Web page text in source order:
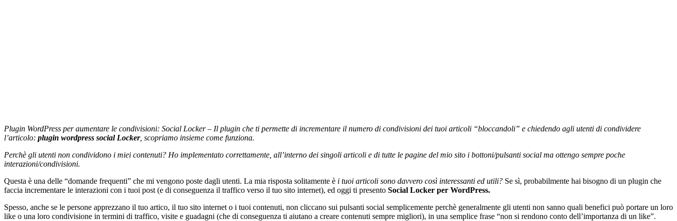
Plugin WordPress per aumentare le condivisioni: Social Locker – Il plugin che ti permette di incrementare il numero di condivisioni dei tuoi articoli “bloccandoli” e chiedendo agli utenti di condividere
l’articolo: plugin wordpress social Locker, scopriamo insieme come funziona.
Perchè gli utenti non condividono i miei contenuti? Ho implementato correttamente, all’interno dei singoli articoli e di tutte le pagine del mio sito i bottoni/pulsanti social ma ottengo sempre poche
interazioni/condivisioni.
Questa è una delle “domande frequenti” che mi vengono poste dagli utenti. La mia risposta solitamente è i tuoi articoli sono davvero così interessanti ed utili? Se sì, probabilmente hai bisogno di un plugin che
faccia incrementare le interazioni con i tuoi post (e di conseguenza il traffico verso il tuo sito internet), ed oggi ti presento Social Locker per WordPress.
Spesso, anche se le persone apprezzano il tuo artico, il tuo sito internet o i tuoi contenuti, non cliccano sui pulsanti social semplicemente perchè generalmente gli utenti non sanno quali benefici può portare un loro
like o una loro condivisione in termini di traffico, visite e guadagni (che di conseguenza ti aiutano a creare contenuti sempre migliori), in una semplice frase “non si rendono conto dell’importanza di un like”.